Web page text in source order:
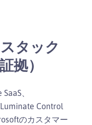
タック
拠）
、
Control
のカスタマー